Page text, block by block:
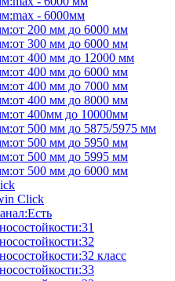
- 6000мм
200 мм до 6000 мм
300 мм до 6000 мм
400 мм до 12000 мм
400 мм до 6000 мм
400 мм до 7000 мм
400 мм до 8000 мм
400мм до 10000мм
500 мм до 5875/5975 мм
500 мм до 5950 мм
500 мм до 5995 мм
500 мм до 6000 мм
Click
класс